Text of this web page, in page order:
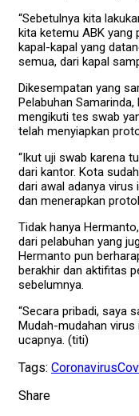
“Sebetulnya kita
kita ketemu ABK yang
kapal-kapal yang
semua, dari kapal
Dikesempatan yang
Pelabuhan
mengikuti tes swab
telah menyiapkan
“Ikut uji swab karena
dari kantor. Kota
dari awal adanya virus
dan menerapkan
Tidak hanya
dari pelabuhan yang
Hermanto pun
berakhir dan aktifitas
sebelumnya.
“Secara pribadi, saya
Mudah-mudahan virus
ucapnya. (titi)
Tags: Coronavirus
Share